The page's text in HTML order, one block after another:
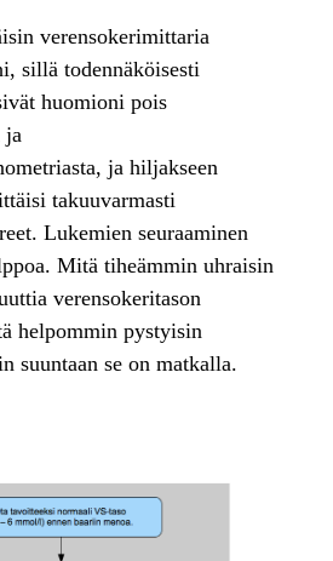
verensokerimittaria
sillä todennäköisesti
huomioni pois
ja
ja hiljakseen
takuuvarmasti
Lukemien seuraaminen
Mitä tiheämmin uhraisin
verensokeritason
helpommin pystyisin
suuntaan se on matkalla.